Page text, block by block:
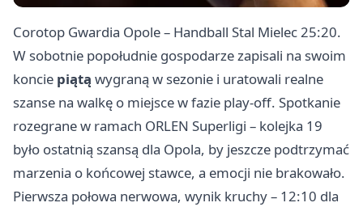
Corotop Gwardia Opole – Handball Stal Mielec25:20.
W sobotnie popołudnie gospodarze zapisali na swoim
koncie piątą wygraną w sezonie i uratowali realne
szanse na walkę o miejsce w fazie play-off. Spotkanie
rozegrane w ramach ORLEN Superligi – kolejka 19
było ostatnią szansą dla Opola, by jeszcze podtrzymać
marzenia o końcowej stawce, a emocji nie brakowało.
Pierwsza połowa nerwowa, wynik kruchy – 12:10 dla